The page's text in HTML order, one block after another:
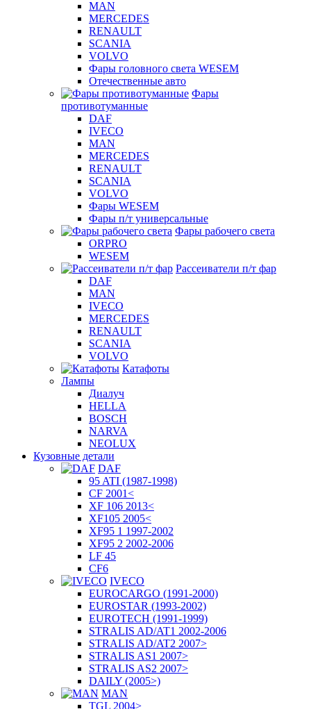
MAN
MERCEDES
RENAULT
SCANIA
VOLVO
Фары головного света WESEM
Отечественные авто
Фары
противотуманные
DAF
IVECO
MAN
MERCEDES
RENAULT
SCANIA
VOLVO
Фары WESEM
Фары п/т универсальные
Фары рабочего света
ORPRO
WESEM
Рассеиватели п/т фар
DAF
MAN
IVECO
MERCEDES
RENAULT
SCANIA
VOLVO
Катафоты
Лампы
Диалуч
HELLA
BOSCH
NARVA
NEOLUX
Кузовные детали
DAF
95 ATI (1987-1998)
CF 2001<
XF 106 2013<
XF105 2005<
XF95 1 1997-2002
XF95 2 2002-2006
LF 45
CF6
IVECO
EUROCARGO (1991-2000)
EUROSTAR (1993-2002)
EUROTECH (1991-1999)
STRALIS AD/AT1 2002-2006
STRALIS AD/AT2 2007>
STRALIS AS1 2007>
STRALIS AS2 2007>
DAILY (2005>)
MAN
TGL 2004>